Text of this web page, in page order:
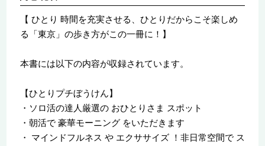
【 ひとり 時間を充実させる、ひとりだからこそ楽しめ
る「東京」の歩き方がこの一冊に！】
本書には以下の内容が収録されています。
【ひとりプチぼうけん】
・ソロ活の達人厳選の おひとりさま スポット
・朝活で 豪華モーニング をいただきます
・ マインドフルネス や エクササイズ ！非日常空間で ス